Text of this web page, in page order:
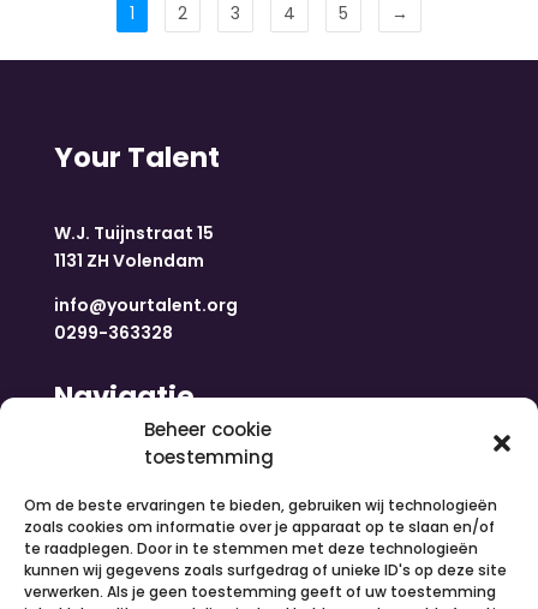
Beheer cookie
toestemming
Om de beste ervaringen te bieden, gebruiken wij technologieën
zoals cookies om informatie over je apparaat op te slaan en/of
te raadplegen. Door in te stemmen met deze technologieën
kunnen wij gegevens zoals surfgedrag of unieke ID's op deze site
verwerken. Als je geen toestemming geeft of uw toestemming
1 2 3 4 5 →
Your Talent
W.J. Tuijnstraat 15
1131 ZH Volendam
info@yourtalent.org
0299-363328
Navigatie
Nieuws
Over ons
Contact
Inloggen